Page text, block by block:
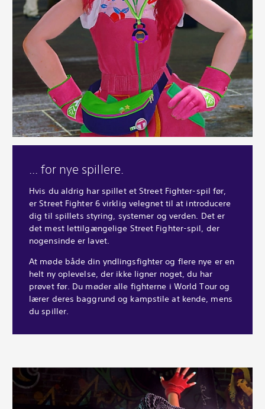
... for nye spillere.
Hvis du aldrig har spillet et Street Fighter-spil før,
er Street Fighter 6 virklig velegnet til at introducere
dig til spillets styring, systemer og verden. Det er
det mest lettilgængelige Street Fighter-spil, der
nogensinde er lavet.
At møde både din yndlingsfighter og flere nye er en
helt ny oplevelse, der ikke ligner noget, du har
prøvet før. Du møder alle fighterne i World Tour og
lærer deres baggrund og kampstile at kende, mens
du spiller.